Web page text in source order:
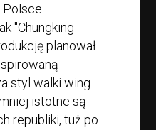
Polsce
"Chungking
planował
styl walki wing
istotne są
republiki, tuż po